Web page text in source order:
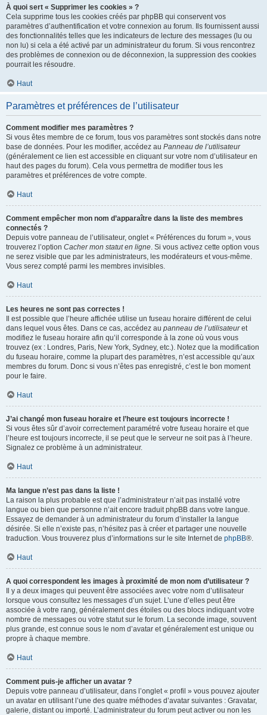
À quoi sert « Supprimer les cookies » ?
Cela supprime tous les cookies créés par phpBB qui conservent vos
paramètres d’authentification et votre connexion au forum. Ils fournissent aussi
des fonctionnalités telles que les indicateurs de lecture des messages (lu ou
non lu) si cela a été activé par un administrateur du forum. Si vous rencontrez
des problèmes de connexion ou de déconnexion, la suppression des cookies
pourrait les résoudre.
Haut
Paramètres et préférences de l’utilisateur
Comment modifier mes paramètres ?
Si vous êtes membre de ce forum, tous vos paramètres sont stockés dans notre
base de données. Pour les modifier, accédez au Panneau de l’utilisateur
(généralement ce lien est accessible en cliquant sur votre nom d’utilisateur en
haut des pages du forum). Cela vous permettra de modifier tous les
paramètres et préférences de votre compte.
Haut
Comment empêcher mon nom d’apparaître dans la liste des membres
connectés ?
Depuis votre panneau de l’utilisateur, onglet « Préférences du forum », vous
trouverez l’option Cacher mon statut en ligne. Si vous activez cette option vous
ne serez visible que par les administrateurs, les modérateurs et vous-même.
Vous serez compté parmi les membres invisibles.
Haut
Les heures ne sont pas correctes !
Il est possible que l’heure affichée utilise un fuseau horaire différent de celui
dans lequel vous êtes. Dans ce cas, accédez au panneau de l’utilisateuret
modifiez le fuseau horaire afin qu’il corresponde à la zone où vous vous
trouvez (ex : Londres, Paris, New York, Sydney, etc.). Notez que la modification
du fuseau horaire, comme la plupart des paramètres, n’est accessible qu’aux
membres du forum. Donc si vous n’êtes pas enregistré, c’est le bon moment
pour le faire.
Haut
J’ai changé mon fuseau horaire et l’heure est toujours incorrecte !
Si vous êtes sûr d’avoir correctement paramétré votre fuseau horaire et que
l’heure est toujours incorrecte, il se peut que le serveur ne soit pas à l’heure.
Signalez ce problème à un administrateur.
Haut
Ma langue n’est pas dans la liste !
La raison la plus probable est que l’administrateur n’ait pas installé votre
langue ou bien que personne n’ait encore traduit phpBB dans votre langue.
Essayez de demander à un administrateur du forum d’installer la langue
désirée. Si elle n’existe pas, n’hésitez pas à créer et partager une nouvelle
traduction. Vous trouverez plus d’informations sur le site Internet de phpBB®.
Haut
A quoi correspondent les images à proximité de mon nom d’utilisateur ?
Il y a deux images qui peuvent être associées avec votre nom d’utilisateur
lorsque vous consultez les messages d’un sujet. L’une d’elles peut être
associée à votre rang, généralement des étoiles ou des blocs indiquant votre
nombre de messages ou votre statut sur le forum. La seconde image, souvent
plus grande, est connue sous le nom d’avatar et généralement est unique ou
propre à chaque membre.
Haut
Comment puis-je afficher un avatar ?
Depuis votre panneau d’utilisateur, dans l’onglet « profil » vous pouvez ajouter
un avatar en utilisant l’une des quatre méthodes d’avatar suivantes : Gravatar,
galerie, distant ou importé. L’administrateur du forum peut activer ou non les